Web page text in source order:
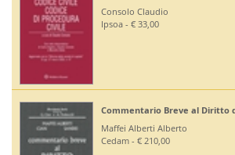
Consolo Claudio
Ipsoa - € 33,00
Commentario Breve al Diritto
Maffei Alberti Alberto
Cedam - € 210,00